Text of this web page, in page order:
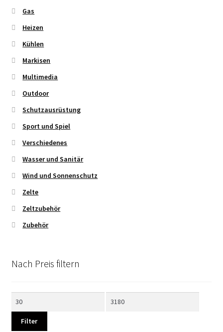
Gas
Heizen
Kühlen
Markisen
Multimedia
Outdoor
Schutzausrüstung
Sport und Spiel
Verschiedenes
Wasser und Sanitär
Wind und Sonnenschutz
Zelte
Zeltzubehör
Zubehör
Nach Preis filtern
Filter